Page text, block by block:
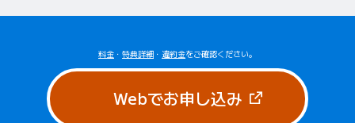
料金 ・ 特典詳細 ・ 違約金をご確認ください。
Webでお申し込み（新しいタブ